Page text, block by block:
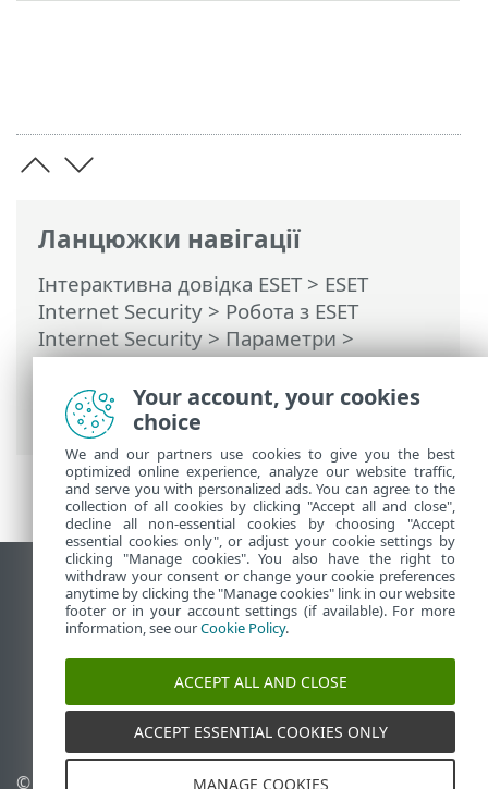
Ланцюжки навігації
Інтерактивна довідка ESET> ESET
Internet Security > Робота з ESET
Internet Security>Параметри>
Інструменти захисту>Безпечний
банкінг і перегляд веб-сторінок>
Сповіщення в браузері
Переглянути повну версію
End of Life
База знань ESET
Форум ESET
ESET Status Portal
Регіональна підтримка
© 1992 - 2025 ESET, spol. s Керувати файлами cookie
Your account, your cookies
choice
We and our partners use cookies to give you the best
optimized online experience, analyze our website traffic,
and serve you with personalized ads. You can agree to the
collection of all cookies by clicking "Accept all and close",
decline all non-essential cookies by choosing "Accept
essential cookies only", or adjust your cookie settings by
clicking "Manage cookies". You also have the right to
withdraw your consent or change your cookie preferences
anytime by clicking the "Manage cookies" link in our website
footer or in your account settings (if available). For more
information, see ourCookie Policy.
ACCEPT ALL AND CLOSE
ACCEPT ESSENTIAL COOKIES ONLY
MANAGE COOKIES